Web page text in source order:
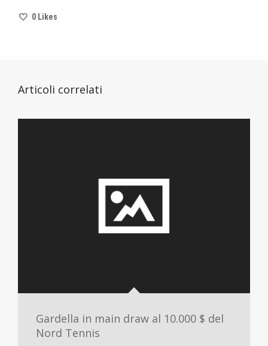
0 Likes
Articoli correlati
Gardella in main draw al 10.000 $ del
Nord Tennis